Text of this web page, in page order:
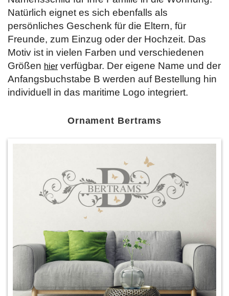
Natürlich eignet es sich ebenfalls als
persönliches Geschenk für die Eltern, für
Freunde, zum Einzug oder der Hochzeit. Das
Motiv ist in vielen Farben und verschiedenen
Größen hier verfügbar. Der eigene Name und der
Anfangsbuchstabe B werden auf Bestellung hin
individuell in das maritime Logo integriert.
Ornament Bertrams